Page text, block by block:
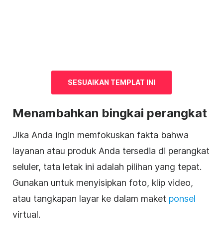
SESUAIKAN TEMPLAT INI
Menambahkan bingkai perangkat
Jika Anda ingin memfokuskan fakta bahwa
layanan atau produk Anda tersedia di perangkat
seluler, tata letak ini adalah pilihan yang tepat.
Gunakan untuk menyisipkan foto, klip video,
atau tangkapan layar ke dalam maket ponsel
virtual.